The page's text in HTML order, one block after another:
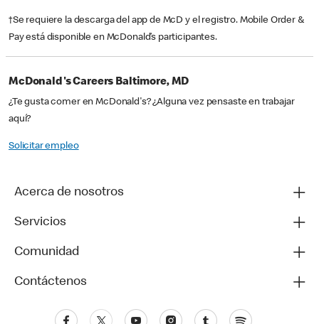
†Se requiere la descarga del app de McD y el registro. Mobile Order &
Pay está disponible en McDonald’s participantes.
McDonald's Careers Baltimore, MD
¿Te gusta comer en McDonald's? ¿Alguna vez pensaste en trabajar
aquí?
Solicitar empleo
Acerca de nosotros
Servicios
Comunidad
Contáctenos